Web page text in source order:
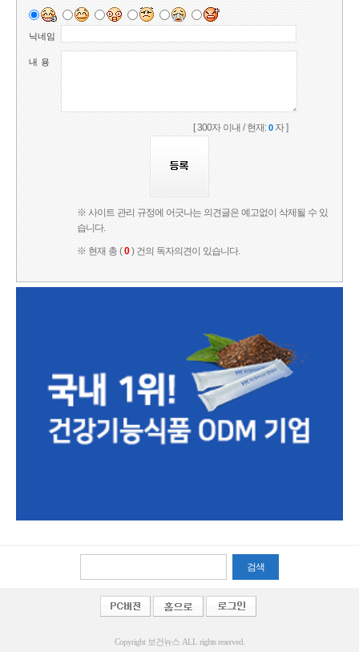
닉네임
내 용
[ 300자 이내 / 현재:0자 ]
※ 사이트 관리 규정에 어긋나는 의견글은 예고없이 삭제될 수 있
습니다.
※ 현재 총 (0) 건의 독자의견이 있습니다.
검색
Copyright 보건뉴스 ALL rights reserved.